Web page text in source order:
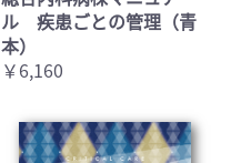
ル 疾患ごとの管理（青
本）
￥6,160